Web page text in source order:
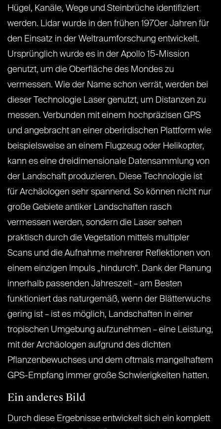
Hügel, Kanäle, Wege und Steinbrüche identifiziert
werden. Lidar wurde in den frühen 1970er Jahren für
den Einsatz in der Weltraumforschung entwickelt.
Ursprünglich wurde es in der Apollo 15-Mission
genutzt, um die Oberfläche des Mondes zu
vermessen. Wie der Name schon verrät, werden bei
dieser Technologie Laser genutzt, um Distanzen zu
messen. Verbunden mit einem hochpräzisen GPS
und angebracht an einer oberirdischen Plattform wie
beispielsweise an einem Flugzeug oder Helikopter,
kann es eine dreidimensionale Datensammlung von
der Landschaft produzieren. Diese Technologie ist
für Archäologen sehr spannend. So können nicht nur
große Gebiete antiker Landschaften rasch
vermessen werden, sondern die Laser sehen
praktisch durch die Vegetation mittels multipler
Scans und die Aufnahme mehrerer Reflektionen von
einem einzigen Impuls „hindurch“. Dank der Planung
innerhalb passenden Jahreszeit – am Besten
funktioniert das naturgemäß, wenn der Blätterwuchs
gering ist – ist es möglich, Landschaften in einer
tropischen Umgebung aufzunehmen – eine Leistung,
mit der Archäologen aufgrund des dichten
Pflanzenbewuchses und dem oftmals mangelhaftem
GPS-Empfang immer große Schwierigkeiten hatten.
Ein anderes Bild
Durch diese Ergebnisse entwickelt sich ein komplett